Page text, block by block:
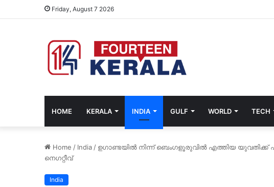
Friday, August 7 2026
HOME KERALA INDIA GULF WORLD TECH
Home / India / ഉഗാണ്ടയിൽ നിന്ന് ബെംഗളൂരുവിൽ എത്തിയ
നെഗറ്റീവ്
India